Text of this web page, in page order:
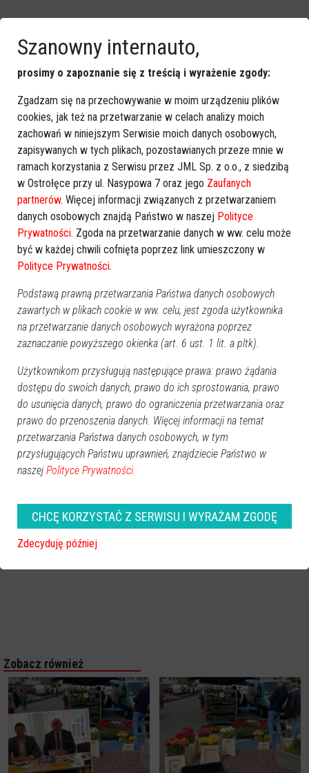
Zobacz również
Szanowny internauto,
prosimy o zapoznanie się z treścią i wyrażenie zgody:
Zgadzam się na przechowywanie w moim urządzeniu plików
cookies, jak też na przetwarzanie w celach analizy moich
zachowań w niniejszym Serwisie moich danych osobowych,
zapisywanych w tych plikach, pozostawianych przeze mnie w
ramach korzystania z Serwisu przez JML Sp. z o.o., z siedzibą
w Ostrołęce przy ul. Nasypowa 7 oraz jego Zaufanych
partnerów. Więcej informacji związanych z przetwarzaniem
danych osobowych znajdą Państwo w naszej Polityce
Prywatności. Zgoda na przetwarzanie danych w ww. celu może
być w każdej chwili cofnięta poprzez link umieszczony w
Polityce Prywatności.
Podstawą prawną przetwarzania Państwa danych osobowych
zawartych w plikach cookie w ww. celu, jest zgoda użytkownika
na przetwarzanie danych osobowych wyrażona poprzez
zaznaczanie powyższego okienka (art. 6 ust. 1 lit. a pltk).
Użytkownikom przysługują następujące prawa: prawo żądania
dostępu do swoich danych, prawo do ich sprostowania, prawo
do usunięcia danych, prawo do ograniczenia przetwarzania oraz
prawo do przenoszenia danych. Więcej informacji na temat
przetwarzania Państwa danych osobowych, w tym
przysługujących Państwu uprawnień, znajdziecie Państwo w
naszej Polityce Prywatności.
CHCĘ KORZYSTAĆ Z SERWISU I WYRAŻAM ZGODĘ
Zdecyduję później